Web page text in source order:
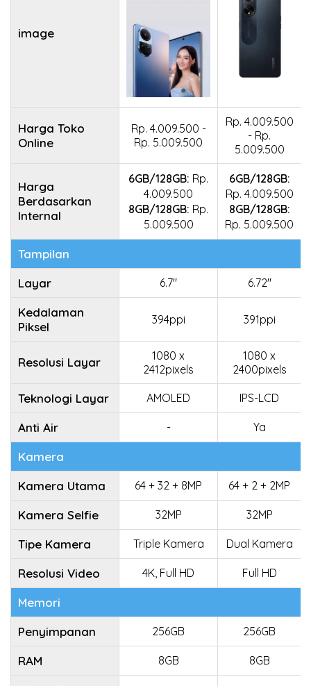
image
Harga Toko
Online
Rp. 4.009.500 -
Rp. 5.009.500
Rp. 4.009.500
- Rp.
5.009.500
Harga
Berdasarkan
Internal
6GB/128GB: Rp.
4.009.500
8GB/128GB: Rp.
5.009.500
6GB/128GB:
Rp. 4.009.500
8GB/128GB:
Rp. 5.009.500
Tampilan
Layar
6.7" 6.72"
Kedalaman
Piksel
394ppi 391ppi
Resolusi Layar
1080 x
2412pixels
1080 x
2400pixels
Teknologi Layar AMOLED IPS-LCD
Anti Air - Ya
Kamera
Kamera Utama
64 + 32 + 8MP 64 + 2 + 2MP
Kamera Selfie 32MP 32MP
Tipe Kamera Triple Kamera Dual Kamera
Resolusi Video 4K, Full HD Full HD
Memori
Penyimpanan
256GB 256GB
RAM 8GB 8GB